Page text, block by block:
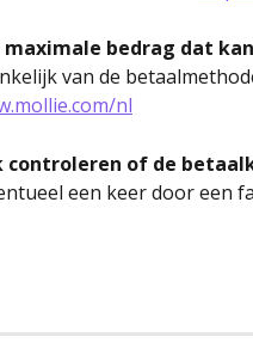
bedrag dat
van de
nl
controleren of de
een keer door een